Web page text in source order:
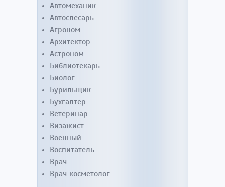
Автомеханик
Автослесарь
Агроном
Архитектор
Астроном
Библиотекарь
Биолог
Бурильщик
Бухгалтер
Ветеринар
Визажист
Военный
Воспитатель
Врач
Врач косметолог